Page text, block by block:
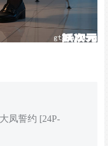
凤誓约 [24P-